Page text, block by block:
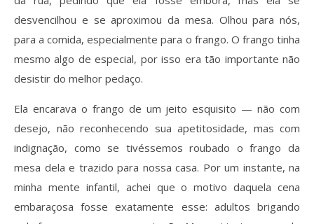
desvencilhou e se aproximou da mesa. Olhou para nós,
para a comida, especialmente para o frango. O frango tinha
mesmo algo de especial, por isso era tão importante não
desistir do melhor pedaço.
Ela encarava o frango de um jeito esquisito — não com
desejo, não reconhecendo sua apetitosidade, mas com
indignação, como se tivéssemos roubado o frango da
mesa dela e trazido para nossa casa. Por um instante, na
minha mente infantil, achei que o motivo daquela cena
embaraçosa fosse exatamente esse: adultos brigando